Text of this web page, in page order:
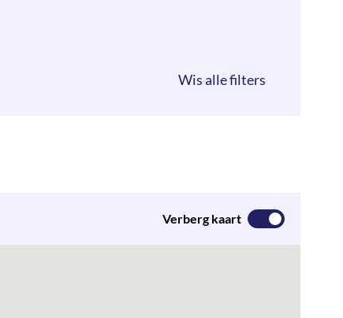
Verberg kaart